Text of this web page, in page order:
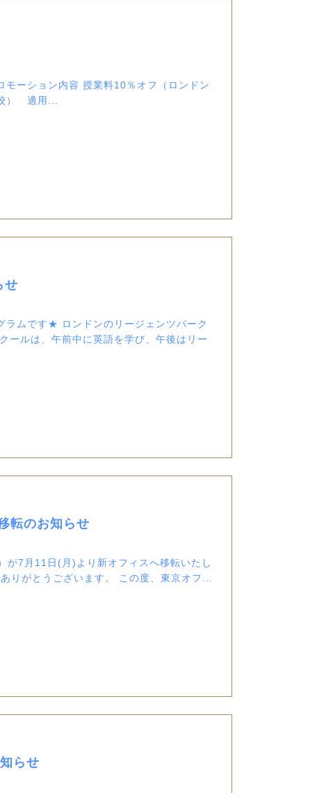
ーション内容 授業料10％オフ（ロンドン
） 適用...
せ
ラムです★ ロンドンのリージェンツパーク
ールは、午前中に英語を学び、午後はリー
転のお知らせ
が7月11日(月)より新オフィスへ移転いたし
りがとうございます。 この度、東京オフ...
らせ